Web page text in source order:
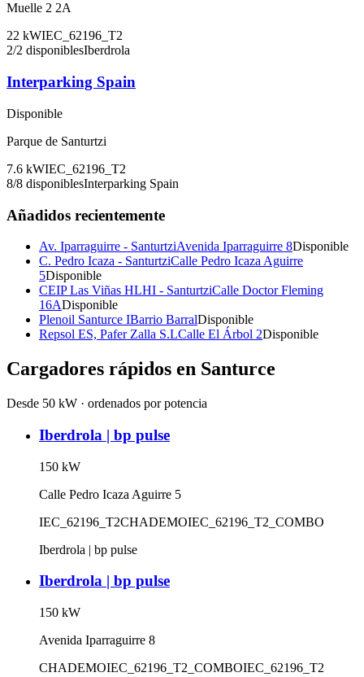
Muelle 2 2A
22 kWIEC_62196_T2
2/2 disponiblesIberdrola
Interparking Spain
Disponible
Parque de Santurtzi
7.6 kWIEC_62196_T2
8/8 disponiblesInterparking Spain
Añadidos recientemente
Av. Iparraguirre - SanturtziAvenida Iparraguirre 8Disponible
C. Pedro Icaza - SanturtziCalle Pedro Icaza Aguirre
5Disponible
CEIP Las Viñas HLHI - SanturtziCalle Doctor Fleming
16ADisponible
Plenoil Santurce IBarrio BarralDisponible
Repsol ES, Pafer Zalla S.LCalle El Árbol 2Disponible
Cargadores rápidos en Santurce
Desde 50 kW · ordenados por potencia
Iberdrola | bp pulse
150 kW
Calle Pedro Icaza Aguirre 5
IEC_62196_T2CHADEMOIEC_62196_T2_COMBO
Iberdrola | bp pulse
Iberdrola | bp pulse
150 kW
Avenida Iparraguirre 8
CHADEMOIEC_62196_T2_COMBOIEC_62196_T2